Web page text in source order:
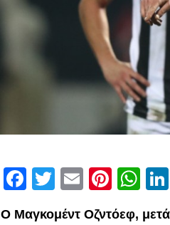
Facebook
Twitter
Email
Ο Μαγκομέντ Οζντόεφ,